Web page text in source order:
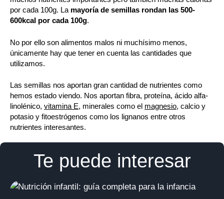
por cada 100g. La mayoría de semillas rondan las 500-
600kcal por cada 100g.
No por ello son alimentos malos ni muchísimo menos,
únicamente hay que tener en cuenta las cantidades que
utilizamos.
Las semillas nos aportan gran cantidad de nutrientes como
hemos estado viendo. Nos aportan fibra, proteína, ácido alfa-
linolénico, vitamina E, minerales como el magnesio, calcio y
potasio y fitoestrógenos como los lignanos entre otros
nutrientes interesantes.
Te puede interesar